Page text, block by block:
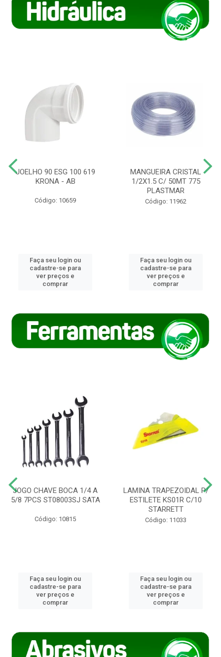
JOELHO 90 ESG 100 619
KRONA - AB
Código: 10659
Faça seu login ou
cadastre-se para
ver preços e
comprar
MANGUEIRA CRISTAL
1/2X1.5 C/ 50MT 775
PLASTMAR
Código: 11962
Faça seu login ou
cadastre-se para
ver preços e
comprar
JOGO CHAVE BOCA 1/4 A
5/8 7PCS ST08003SJ SATA
Código: 10815
Faça seu login ou
cadastre-se para
ver preços e
comprar
LAMINA TRAPEZOIDAL P/
ESTILETE KS01R C/10
STARRETT
Código: 11033
Faça seu login ou
cadastre-se para
ver preços e
comprar